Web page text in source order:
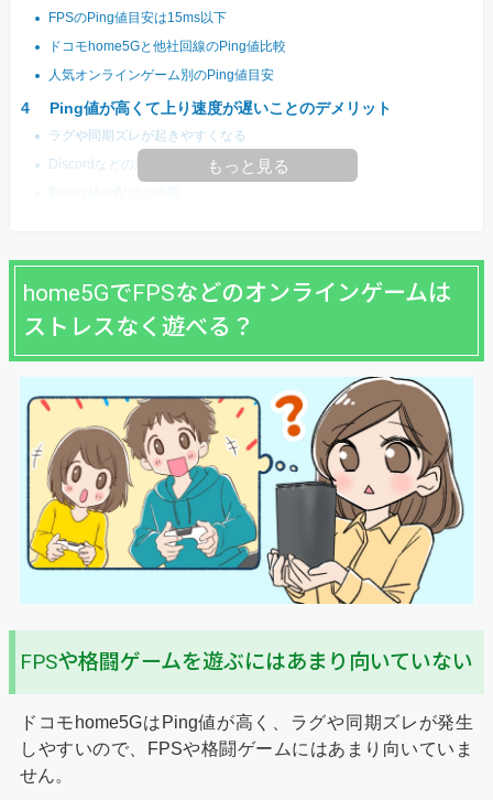
FPSのPing値目安は15ms以下
ドコモhome5Gと他社回線のPing値比較
人気オンラインゲーム別のPing値目安
Ping値が高くて上り速度が遅いことのデメリット
ラグや同期ズレが起きやすくなる
Discordなどの通話でラグが起きる
もっと見る
home5GでFPSなどのオンラインゲームは
ストレスなく遊べる？
FPSや格闘ゲームを遊ぶにはあまり向いていない
ドコモhome5GはPing値が高く、ラグや同期ズレが発生
しやすいので、FPSや格闘ゲームにはあまり向いていま
せん。